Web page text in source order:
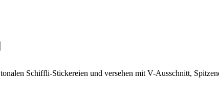
Schiffli-Stickereien und versehen mit V-Ausschnitt,